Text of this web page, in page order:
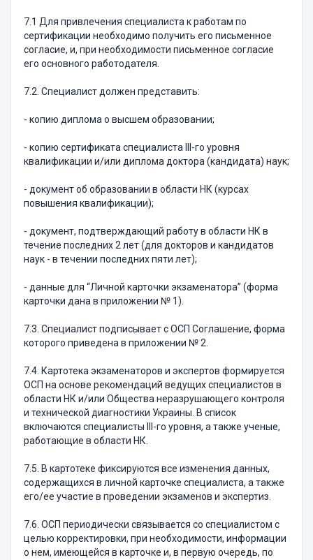
7.1 Для привлечения специалиста к работам по
сертификации необходимо получить его письменное
согласие, и, при необходимости письменное согласие
его основного работодателя.
7.2. Специалист должен представить:
- копию диплома о высшем образовании;
- копию сертификата специалиста III-го уровня
квалификации и/или диплома доктора (кандидата) наук;
- документ об образовании в области НК (курсах
повышения квалификации);
- документ, подтверждающий работу в области НК в
течение последних 2 лет (для докторов и кандидатов
наук - в течении последних пяти лет);
- данные для “Личной карточки экзаменатора” (форма
карточки дана в приложении № 1).
7.3. Специалист подписывает с ОСП Соглашение, форма
которого приведена в приложении № 2.
7.4. Картотека экзаменаторов и экспертов формируется
ОСП на основе рекомендаций ведущих специалистов в
области НК и/или Общества неразрушающего контроля
и технической диагностики Украины. В список
включаются специалисты III-го уровня, а также ученые,
работающие в области НК.
7.5. В картотеке фиксируются все изменения данных,
содержащихся в личной карточке специалиста, а также
его/ее участие в проведении экзаменов и экспертиз.
7.6. ОСП периодически связывается со специалистом с
целью корректировки, при необходимости, информации
о нем, имеющейся в карточке и, в первую очередь, по